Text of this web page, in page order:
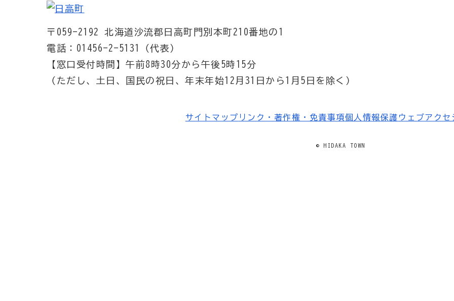
〒059-2192 北海道沙流郡日高町門別本町210番地の1
電話：01456-2-5131（代表）
【窓口受付時間】 午前8時30分から午後5時15分
（ただし、土日、国民の祝日、年末年始12月31日から1月5日を除く）
サイトマップ リンク・著作権・免責事項個人情報保護 ウェブアクセ
© HIDAKA TOWN